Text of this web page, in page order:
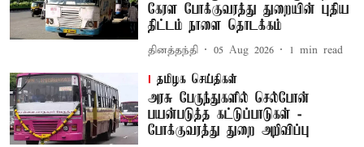
கேரள போக்குவரத்து துறையின் புதிய
திட்டம் நாளை தொடக்கம்
தினத்தந்தி 05 Aug 2026 1 min read
தமிழக செய்திகள்
அரசு பேருந்துகளில் செல்போன்
பயன்படுத்த கட்டுப்பாடுகள் -
போக்குவரத்து துறை அறிவிப்பு